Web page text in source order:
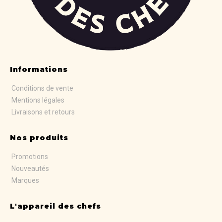
Informations
Conditions de vente
Mentions légales
Livraisons et retours
Nos produits
Promotions
Nouveautés
Marques
L'appareil des chefs